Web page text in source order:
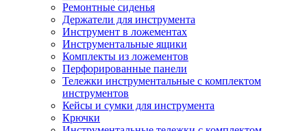
Ремонтные сиденья
Держатели для инструмента
Инструмент в ложементах
Инструментальные ящики
Комплекты из ложементов
Перфорированные панели
Тележки инструментальные с комплектом
инструментов
Кейсы и сумки для инструмента
Крючки